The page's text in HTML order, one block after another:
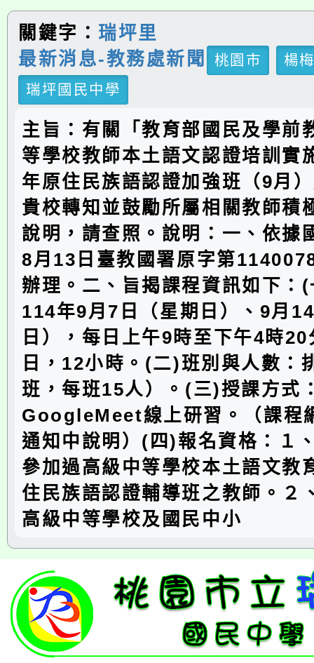
關鍵字： 瑞坪里
最新消息-教務處新聞
桃園市
楊
瑞坪國民中學
主旨：有關「教育部國民及學前
等學校教師本土語文認證培訓實
年原住民族語認證加強班（9月
貴校轉知並鼓勵所屬相關教師積
說明，請查照。說明：一、依據
8月13日臺教國署原字第
辦理。二、旨揭課程資訊如下：
114年9月7日（星期日）、9月
日），每日上午9時至下午4時
日，12小時。(二)班別與人數：
班，每班15人）。(三)授課方式
GoogleMeet線上研習。（課程
通知中說明）(四)報名資格：１
參加過高級中等學校本土語文教
住民族語認證輔導班之教師。２
高級中等學校及國民中小